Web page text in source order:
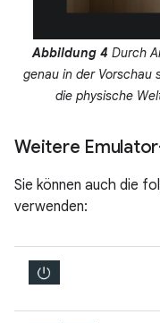
Abbildung 4 Durch
genau in der Vorschau
die physische
Weitere
Sie können auch die
verwenden: